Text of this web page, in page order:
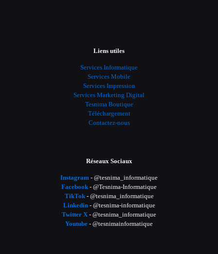
Liens utiles
Services Informatique
Services Mobile
Services Impression
Services Marketing Digital
Tesnima Boutique
Téléchargement
Contactez-nous
Réseaux Sociaux
Instagram - @tesnima_informatique
Facebook - @Tesnima-Informatique
TikTok- @tesnima_informatique
Linkedin- @tesnima-informatique
Twitter X - @tesnima_informatique
Youtube - @tesnimainformatique